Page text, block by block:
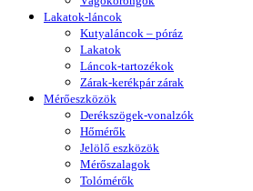
Lakatok-láncok
Kutyaláncok – póráz
Lakatok
Láncok-tartozékok
Zárak-kerékpár zárak
Mérőeszközök
Derékszögek-vonalzók
Hőmérők
Jelölő eszközök
Mérőszalagok
Tolómérők